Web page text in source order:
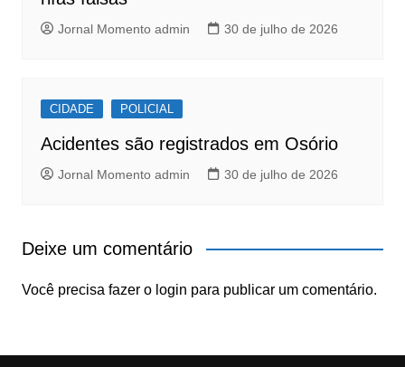
Jornal Momento admin 30 de julho de 2026
CIDADE POLICIAL
Acidentes são registrados em Osório
Jornal Momento admin 30 de julho de 2026
Deixe um comentário
Você precisa fazer o login para publicar um comentário.